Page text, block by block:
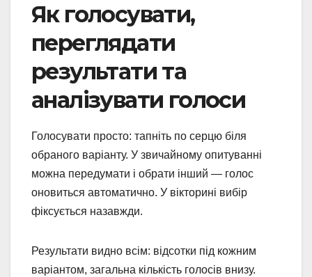
Як голосувати,
переглядати
результати та
аналізувати голоси
Голосувати просто: тапніть по серцю біля
обраного варіанту. У звичайному опитуванні
можна передумати і обрати інший — голос
оновиться автоматично. У вікторині вибір
фіксується назавжди.
Результати видно всім: відсотки під кожним
варіантом, загальна кількість голосів внизу.